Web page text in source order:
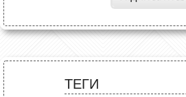
ТЕГИ